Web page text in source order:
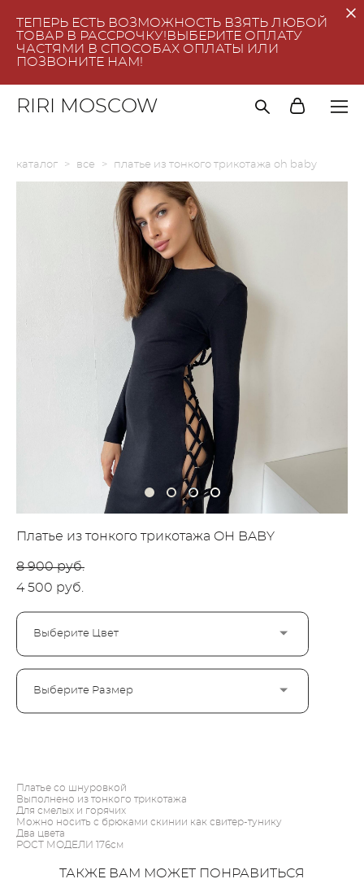
ТЕПЕРЬ ЕСТЬ ВОЗМОЖНОСТЬ ВЗЯТЬ ЛЮБОЙ
ТОВАР В РАССРОЧКУ!ВЫБЕРИТЕ ОПЛАТУ
ЧАСТЯМИ В СПОСОБАХ ОПЛАТЫ ИЛИ
ПОЗВОНИТЕ НАМ!
RIRI MOSCOW
каталог > все > платье из тонкого трикотажа oh baby
Платье из тонкого трикотажа OH BABY
8 900 pуб.
4 500 pуб.
Выберите Цвет
Выберите Размер
Платье со шнуровкой
Выполнено из тонкого трикотажа
Для смелых и горячих
Можно носить с брюками скинии как свитер-тунику
Два цвета
РОСТ МОДЕЛИ 176см
ТАКЖЕ ВАМ МОЖЕТ ПОНРАВИТЬСЯ